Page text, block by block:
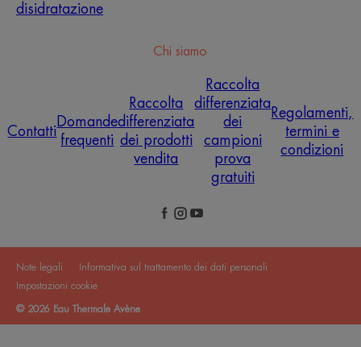
disidratazione
Chi siamo
Contatti
Domande
frequenti
Raccolta
differenziata
dei prodotti
vendita
Raccolta
differenziata
dei
campioni
prova
gratuiti
Regolamenti,
termini e
condizioni
Note legali
Informativa sul trattamento dei dati personali
Impostazioni cookie
© 2026 Eau Thermale Avène